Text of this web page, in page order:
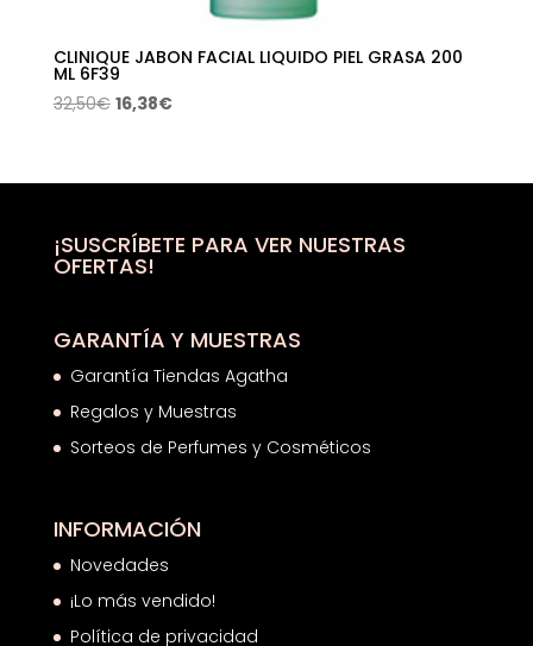
CLINIQUE JABON FACIAL LIQUIDO PIEL GRASA 200
ML 6F39
32,50€ El
era:
16,38€El
es:
¡SUSCRÍBETE PARA VER NUESTRAS
OFERTAS!
GARANTÍA Y MUESTRAS
Garantía Tiendas Agatha
Regalos y Muestras
Sorteos de Perfumes y Cosméticos
INFORMACIÓN
Novedades
¡Lo más vendido!
Política de privacidad